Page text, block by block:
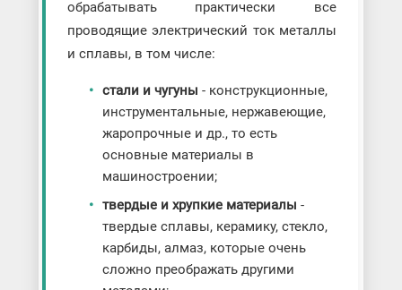
обрабатывать практически все
проводящие электрический ток металлы
и сплавы, в том числе:
стали и чугуны - конструкционные,
инструментальные, нержавеющие,
жаропрочные и др., то есть
основные материалы в
машиностроении;
твердые и хрупкие материалы -
твердые сплавы, керамику, стекло,
карбиды, алмаз, которые очень
сложно преображать другими